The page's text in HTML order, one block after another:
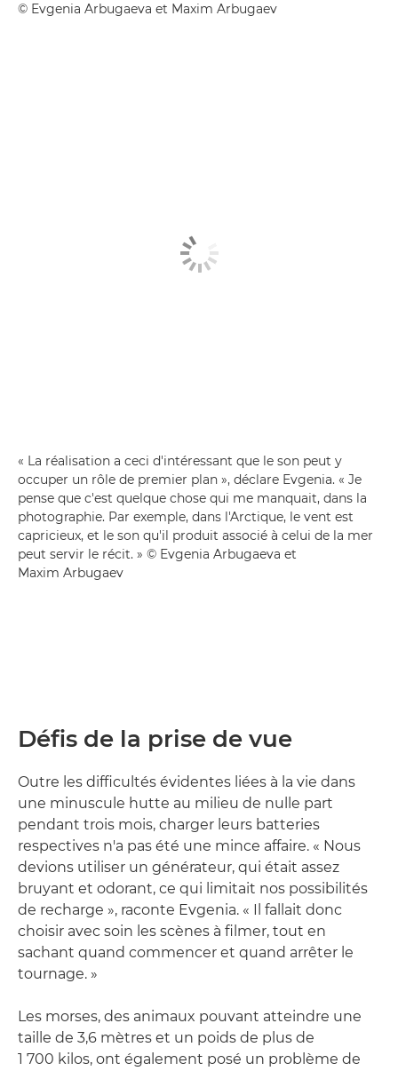
© Evgenia Arbugaeva et Maxim Arbugaev
« La réalisation a ceci d'intéressant que le son peut y
occuper un rôle de premier plan », déclare Evgenia. « Je
pense que c'est quelque chose qui me manquait, dans la
photographie. Par exemple, dans l'Arctique, le vent est
capricieux, et le son qu'il produit associé à celui de la mer
peut servir le récit. » © Evgenia Arbugaeva et
Maxim Arbugaev
Défis de la prise de vue
Outre les difficultés évidentes liées à la vie dans
une minuscule hutte au milieu de nulle part
pendant trois mois, charger leurs batteries
respectives n'a pas été une mince affaire. « Nous
devions utiliser un générateur, qui était assez
bruyant et odorant, ce qui limitait nos possibilités
de recharge », raconte Evgenia. « Il fallait donc
choisir avec soin les scènes à filmer, tout en
sachant quand commencer et quand arrêter le
tournage. »
Les morses, des animaux pouvant atteindre une
taille de 3,6 mètres et un poids de plus de
1 700 kilos, ont également posé un problème de